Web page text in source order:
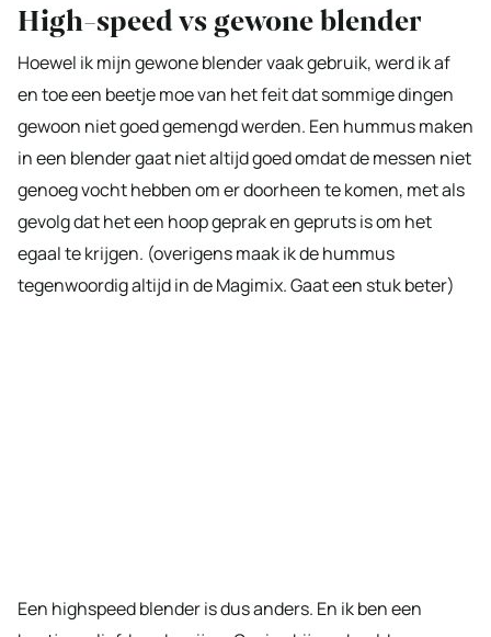
High-speed vs gewone blender
Hoewel ik mijn gewone blender vaak gebruik, werd ik af
en toe een beetje moe van het feit dat sommige dingen
gewoon niet goed gemengd werden. Een hummus maken
in een blender gaat niet altijd goed omdat de messen niet
genoeg vocht hebben om er doorheen te komen, met als
gevolg dat het een hoop geprak en gepruts is om het
egaal te krijgen. (overigens maak ik de hummus
tegenwoordig altijd in de Magimix. Gaat een stuk beter)
Een highspeed blender is dus anders. En ik ben een